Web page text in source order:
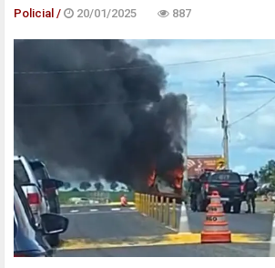
Policial / 20/01/2025 887